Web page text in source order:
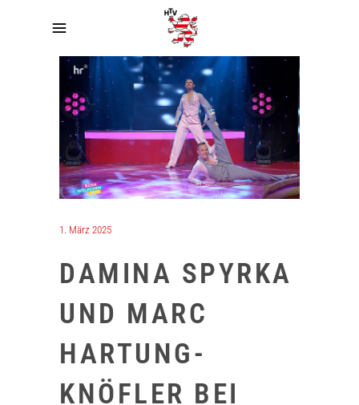
1. März 2025
DAMINA SPYRKA
UND MARC
HARTUNG-
KNÖFLER BEI